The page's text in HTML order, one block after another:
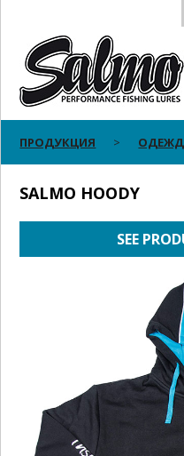
ПРОДУКЦИЯ
SALMO HOODY
SEE